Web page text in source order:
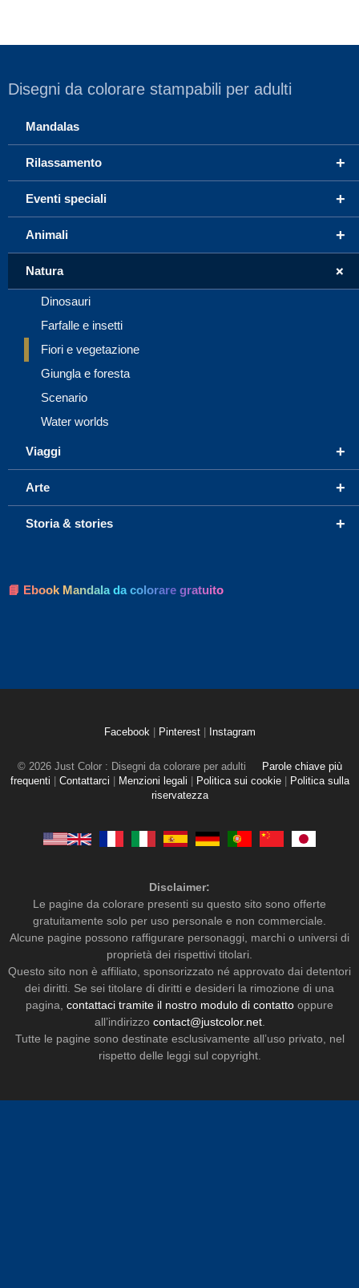
Disegni da colorare stampabili per adulti
Mandalas
+
Rilassamento
+
Eventi speciali
+
Animali
+
Natura
Dinosauri
Farfalle e insetti
Fiori e vegetazione
Giungla e foresta
Scenario
Water worlds
+
Viaggi
+
Arte
+
Storia & stories
📘 Ebook Mandala da colorare gratuito
Facebook Pinterest Instagram
© 2026 Just Color : Disegni da colorare per adulti
Parole chiave più
frequenti
Contattarci Menzioni legali Politica sui cookie
Politica sulla
riservatezza
Disclaimer:
Le pagine da colorare presenti su questo sito sono offerte
gratuitamente solo per uso personale e non commerciale.
Alcune pagine possono raffigurare personaggi, marchi o universi di
proprietà dei rispettivi titolari.
Questo sito non è affiliato, sponsorizzato né approvato dai detentori
dei diritti. Se sei titolare di diritti e desideri la rimozione di una
pagina, contattaci tramite il nostro modulo di contatto oppure
all’indirizzo contact@justcolor.net.
Tutte le pagine sono destinate esclusivamente all’uso privato, nel
rispetto delle leggi sul copyright.